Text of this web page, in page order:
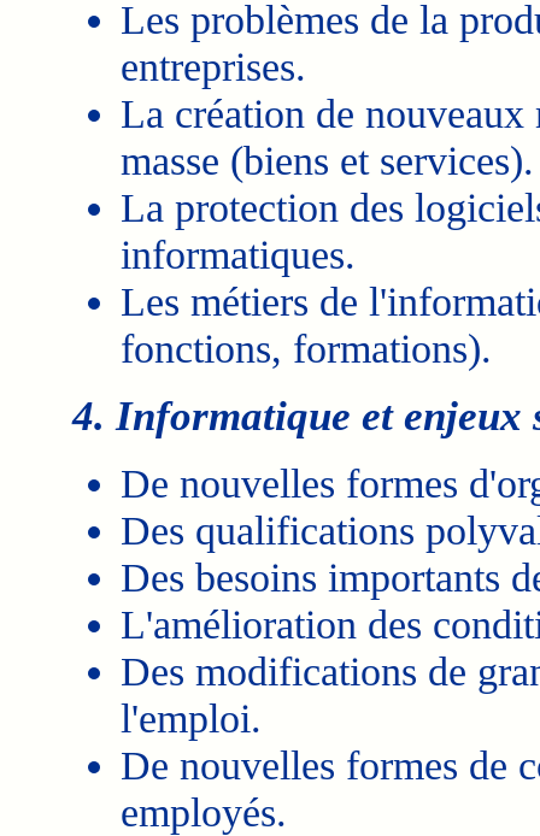
Les problèmes de la
entreprises.
La création de nouveaux
masse (biens et services).
La protection des
informatiques.
Les métiers de
fonctions, formations).
4. Informatique et enjeux
De nouvelles formes
Des qualifications
Des besoins importants
L'amélioration des
Des modifications de
l'emploi.
De nouvelles formes de
employés.